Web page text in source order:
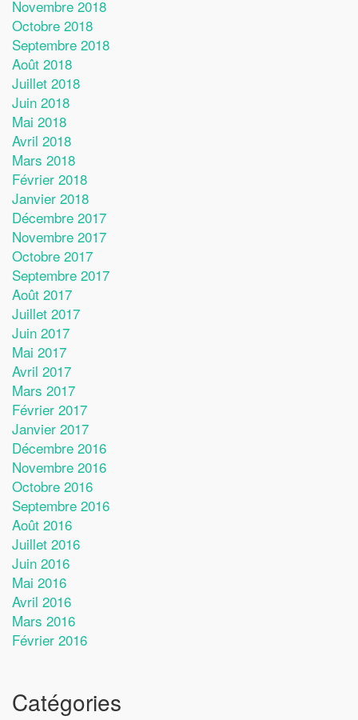
Novembre 2018
Octobre 2018
Septembre 2018
Août 2018
Juillet 2018
Juin 2018
Mai 2018
Avril 2018
Mars 2018
Février 2018
Janvier 2018
Décembre 2017
Novembre 2017
Octobre 2017
Septembre 2017
Août 2017
Juillet 2017
Juin 2017
Mai 2017
Avril 2017
Mars 2017
Février 2017
Janvier 2017
Décembre 2016
Novembre 2016
Octobre 2016
Septembre 2016
Août 2016
Juillet 2016
Juin 2016
Mai 2016
Avril 2016
Mars 2016
Février 2016
Catégories